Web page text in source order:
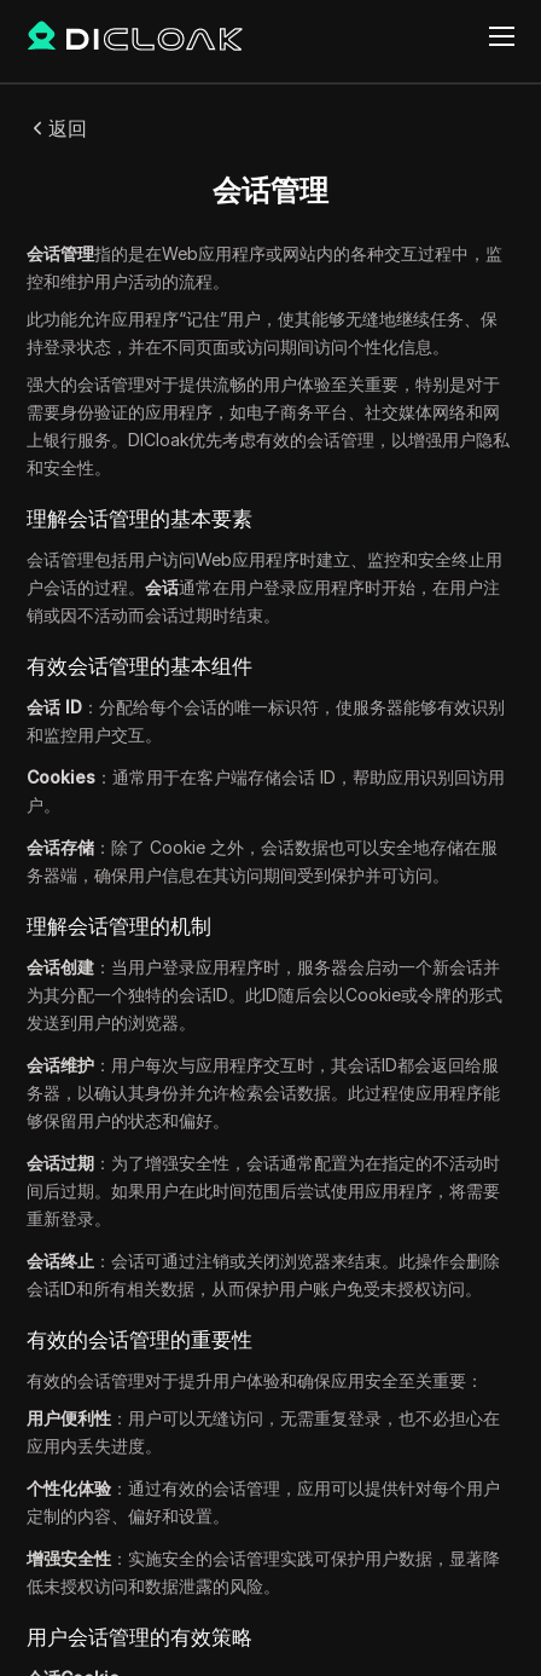
返回
会话管理
会话管理指的是在Web应用程序或网站内的各种交互过程中，监
控和维护用户活动的流程。
此功能允许应用程序“记住”用户，使其能够无缝地继续任务、保
持登录状态，并在不同页面或访问期间访问个性化信息。
强大的会话管理对于提供流畅的用户体验至关重要，特别是对于
需要身份验证的应用程序，如电子商务平台、社交媒体网络和网
上银行服务。DICloak优先考虑有效的会话管理，以增强用户隐私
和安全性。
理解会话管理的基本要素
会话管理包括用户访问Web应用程序时建立、监控和安全终止用
户会话的过程。会话通常在用户登录应用程序时开始，在用户注
销或因不活动而会话过期时结束。
有效会话管理的基本组件
会话 ID ：分配给每个会话的唯一标识符，使服务器能够有效识别
和监控用户交互。
Cookies ：通常用于在客户端存储会话 ID，帮助应用识别回访用
户。
会话存储 ：除了 Cookie 之外，会话数据也可以安全地存储在服
务器端，确保用户信息在其访问期间受到保护并可访问。
理解会话管理的机制
会话创建 ：当用户登录应用程序时，服务器会启动一个新会话并
为其分配一个独特的会话ID。此ID随后会以Cookie或令牌的形式
发送到用户的浏览器。
会话维护 ：用户每次与应用程序交互时，其会话ID都会返回给服
务器，以确认其身份并允许检索会话数据。此过程使应用程序能
够保留用户的状态和偏好。
会话过期 ：为了增强安全性，会话通常配置为在指定的不活动时
间后过期。如果用户在此时间范围后尝试使用应用程序，将需要
重新登录。
会话终止 ：会话可通过注销或关闭浏览器来结束。此操作会删除
会话ID和所有相关数据，从而保护用户账户免受未授权访问。
有效的会话管理的重要性
有效的会话管理对于提升用户体验和确保应用安全至关重要：
用户便利性 ：用户可以无缝访问，无需重复登录，也不必担心在
应用内丢失进度。
个性化体验 ：通过有效的会话管理，应用可以提供针对每个用户
定制的内容、偏好和设置。
增强安全性 ：实施安全的会话管理实践可保护用户数据，显著降
低未授权访问和数据泄露的风险。
用户会话管理的有效策略